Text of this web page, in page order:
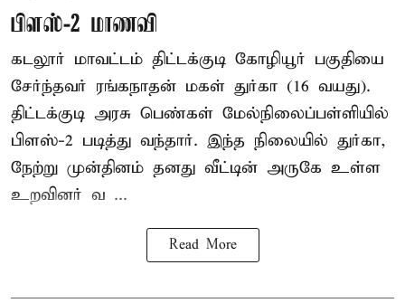
பிளஸ்-2 மாணவி
கடலூர் மாவட்டம் திட்டக்குடி கோழியூர் பகுதியை
சேர்ந்தவர் ரங்கநாதன் மகள் துர்கா (16 வயது).
திட்டக்குடி அரசு பெண்கள் மேல்நிலைப்பள்ளியில்
பிளஸ்-2 படித்து வந்தார். இந்த நிலையில் துர்கா,
நேற்று முன்தினம் தனது வீட்டின் அருகே உள்ள
உறவினர் வ ...
Read More